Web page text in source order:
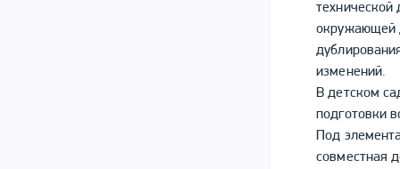
технической
окружающей
изменений.
В детском
подготовки
Под
совместная